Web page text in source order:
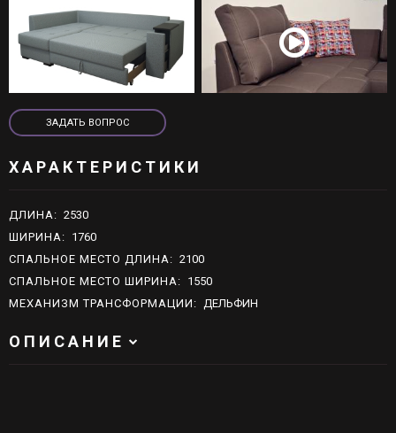
live:schn.moebel ЗАДАТЬ ВОПРОС
ЗАДАТЬ ВОПРОС
ХАРАКТЕРИСТИКИ
ДЛИНА: 2530
ШИРИНА: 1760
СПАЛЬНОЕ МЕСТО ДЛИНА: 2100
СПАЛЬНОЕ МЕСТО ШИРИНА: 1550
МЕХАНИЗМ ТРАНСФОРМАЦИИ : ДЕЛЬФИН
ОПИСАНИЕ